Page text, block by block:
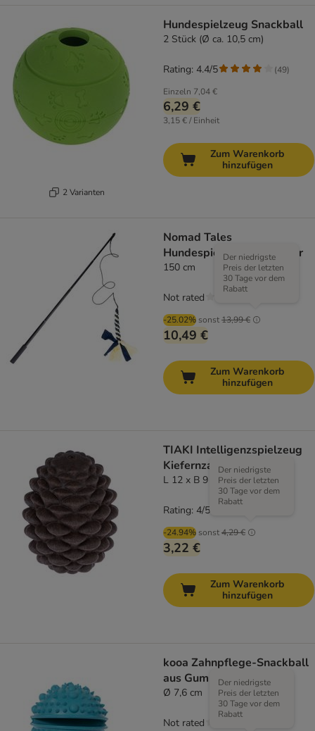
2 Varianten
Hundespielzeug Snackball
2 Stück (Ø ca. 10,5 cm)
Einzeln 7,04 €
6,29 €
3,15 € / Einheit
Rating: 4.4/5 (49)
Zum Warenkorb
hinzufügen
Nomad Tales
Hundespielzeug XL Teaser
150 cm
-25.02% sonst13,99 €
Der niedrigste
Preis der letzten
30 Tage vor dem
Rabatt
10,49 €
Not rated
Zum Warenkorb
hinzufügen
TIAKI Intelligenzspielzeug
Kiefernzapfen
L 12 x B 9 x H 9 cm
-24.94% sonst4,29 €
Der niedrigste
Preis der letzten
30 Tage vor dem
Rabatt
3,22 €
Rating: 4/5
Zum Warenkorb
hinzufügen
kooa Zahnpflege-Snackball
aus Gummi
Ø 7,6 cm
Der niedrigste
Preis der letzten
30 Tage vor dem
Rabatt
Not rated